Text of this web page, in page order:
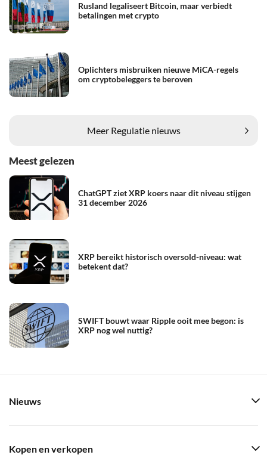
Rusland legaliseert Bitcoin, maar verbiedt
betalingen met crypto
Oplichters misbruiken nieuwe MiCA-regels
om cryptobeleggers te beroven
Meer Regulatie nieuws
Meest gelezen
ChatGPT ziet XRP koers naar dit niveau stijgen
31 december 2026
XRP bereikt historisch oversold-niveau: wat
betekent dat?
SWIFT bouwt waar Ripple ooit mee begon: is
XRP nog wel nuttig?
Nieuws
Kopen en verkopen